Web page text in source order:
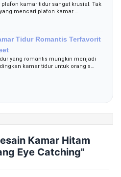
plafon kamar tidur sangat krusial. Tak
mencari plafon kamar …
Tidur Romantis Terfavorit
yang romantis mungkin menjadi
kamar tidur untuk orang s…
Kamar Hitam
Eye Catching"